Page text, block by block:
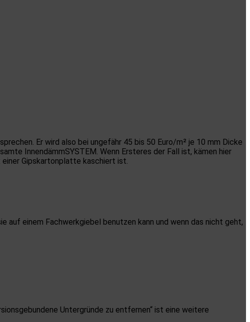
Er wird also bei ungefähr 45 bis 50 Euro/m² je 10 mm Dicke
InnendämmSYSTEM. Wenn Ersteres der Fall ist, kämen hier
Gipskartonplatte kaschiert ist.
auf einem Fachwerkgiebel benutzen kann und wenn das nicht geht,
Untergründe zu entfernen“ ist eine weitere